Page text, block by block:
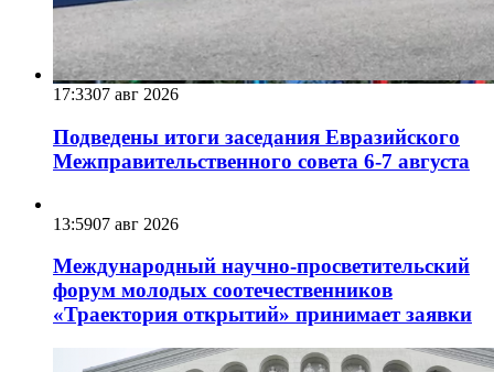
17:3307 авг 2026
Подведены итоги заседания Евразийского
Межправительственного совета 6-7 августа
13:5907 авг 2026
Международный научно-просветительский
форум молодых соотечественников
«Траектория открытий» принимает заявки